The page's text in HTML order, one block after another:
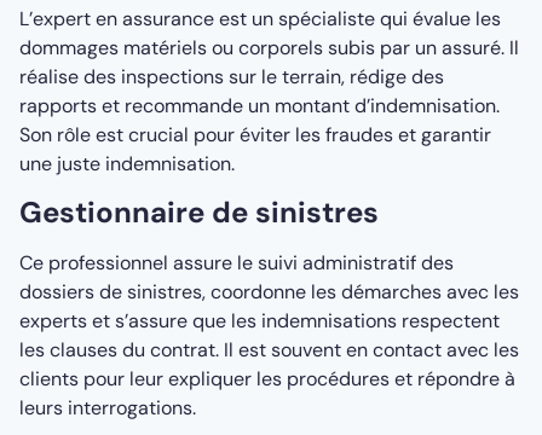
L’expert en assurance est un spécialiste qui évalue les
dommages matériels ou corporels subis par un assuré. Il
réalise des inspections sur le terrain, rédige des
rapports et recommande un montant d’indemnisation.
Son rôle est crucial pour éviter les fraudes et garantir
une juste indemnisation.
Gestionnaire de sinistres
Ce professionnel assure le suivi administratif des
dossiers de sinistres, coordonne les démarches avec les
experts et s’assure que les indemnisations respectent
les clauses du contrat. Il est souvent en contact avec les
clients pour leur expliquer les procédures et répondre à
leurs interrogations.